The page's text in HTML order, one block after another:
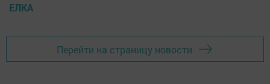
ЕЛКА
Перейти на страницу новости